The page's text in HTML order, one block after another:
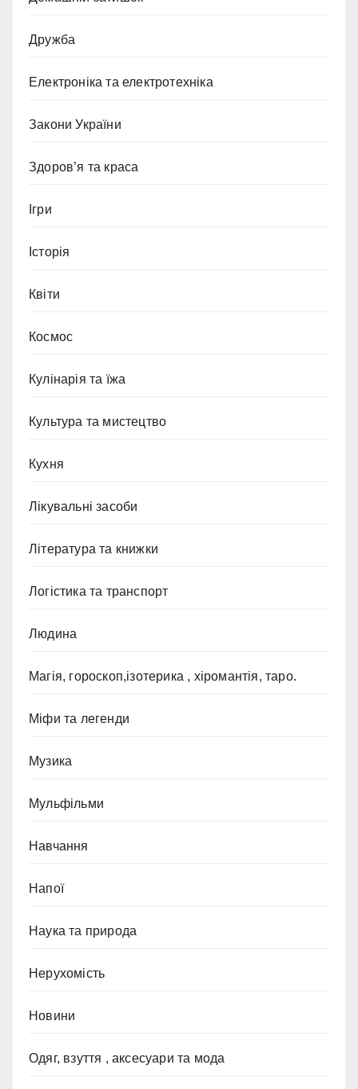
Дружба
Електроніка та електротехніка
Закони України
Здоров’я та краса
Ігри
Історія
Квіти
Космос
Кулінарія та їжа
Культура та мистецтво
Кухня
Лікувальні засоби
Література та книжки
Логістика та транспорт
Людина
Магія, гороскоп,ізотерика , хіромантія, таро.
Міфи та легенди
Музика
Мульфільми
Навчання
Напої
Наука та природа
Нерухомість
Новини
Одяг, взуття , аксесуари та мода